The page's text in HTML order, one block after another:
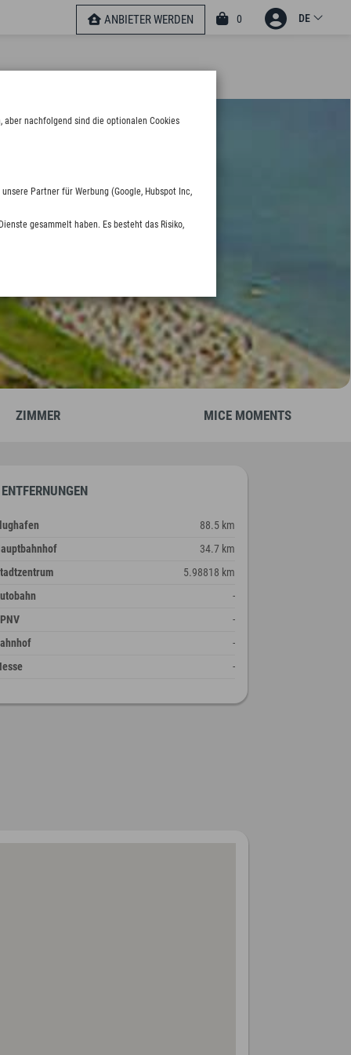
aber nachfolgend sind die optionalen Cookies
Partner für Werbung (Google, Hubspot Inc,
gesammelt haben. Es besteht das Risiko,
ANBIETER WERDEN 0 DE
ZIMMER MICE MOMENTS
ENTFERNUNGEN
88.5 km
34.7 km
5.98818 km
-
-
-
-